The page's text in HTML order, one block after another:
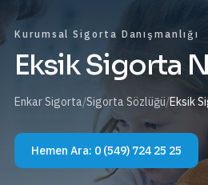
Kurumsal Sigorta Danışmanlığı
Eksik Sigorta
Enkar Sigorta/Sigorta Sözlüğü/Eksik
Hemen Ara: 0 (549) 724 25 25